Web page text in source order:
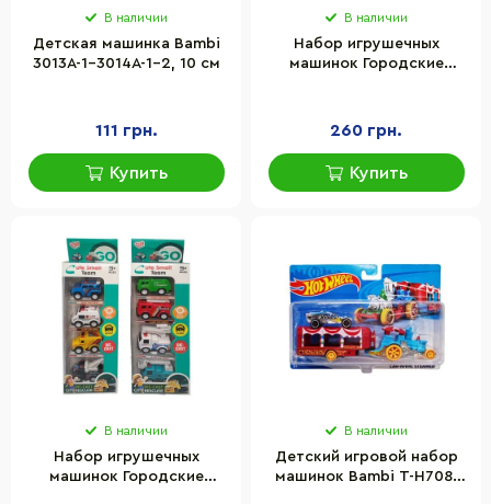
В наличии
Детская машинка Bambi
3013A-1-3014A-1-2, 10 см
111 грн.
Купить
В наличии
Набор игрушечных
машинок Городские
комплекте
260 грн.
Купить
В наличии
Набор игрушечных
машинок Городские
В наличии
Детский игровой набор
машинок Bambi T-H708-